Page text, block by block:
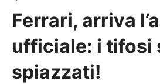
Ferrari, arriva
ufficiale: i tifosi
spiazzati!